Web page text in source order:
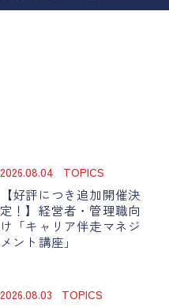
2026.08.04 TOPICS
【好評につき追加開催決
定！】経営者・管理職向
け「キャリア伴走マネジ
メント講座」
2026.08.03 TOPICS